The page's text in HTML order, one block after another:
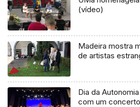
(vídeo)
Madeira mostra
de artistas
Dia da
com um